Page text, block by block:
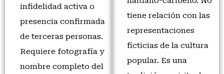
infidelidad activa o
presencia confirmada
de terceras personas.
Requiere fotografía y
nombre completo del
tiene relación con las
representaciones
ficticias de la cultura
popular. Es una